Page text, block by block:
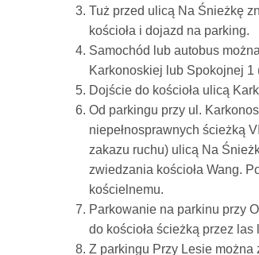
Tuż przed ulicą Na Śnieżkę
kościoła i dojazd na parking.
Samochód lub autobus
Karkonoskiej lub Spokojnej 1
Dojście do kościoła ulicą
Od parkingu przy ul.
niepełnosprawnych ścieżką
zakazu ruchu) ulicą Na
zwiedzania kościoła Wang.
kościelnemu.
Parkowanie na parkinu przy
do kościoła ścieżką przez
Z parkingu Przy Lesie